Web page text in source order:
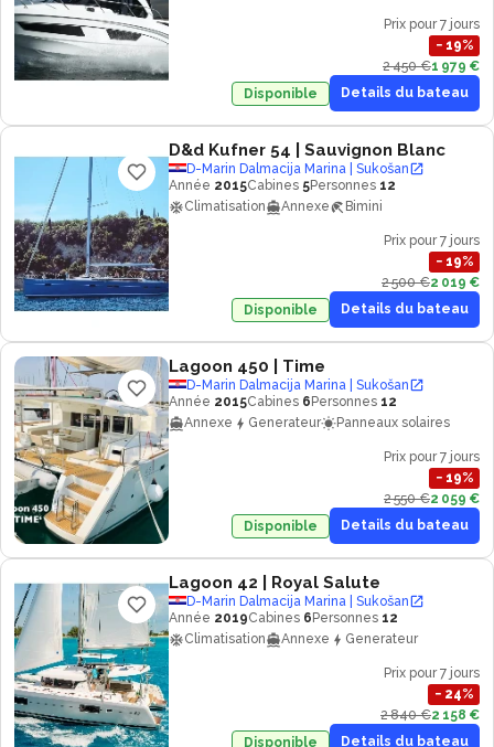
Prix pour 7 jours
− 19%
2 450 €1 979 €
Disponible
Details du bateau
D&d Kufner 54 | Sauvignon Blanc
D-Marin Dalmacija Marina | Sukošan
Année 2015Cabines 5Personnes 12
Climatisation
Annexe Bimini
Prix pour 7 jours
− 19%
2 500 €2 019 €
Disponible
Details du bateau
Lagoon 450 | Time
D-Marin Dalmacija Marina | Sukošan
Année 2015Cabines 6 Personnes 12
Annexe
Generateur Panneaux solaires
Prix pour 7 jours
− 19%
2 550 €2 059 €
Disponible
Details du bateau
Lagoon 42 | Royal Salute
D-Marin Dalmacija Marina | Sukošan
Année 2019Cabines 6 Personnes 12
Climatisation
Annexe Generateur
Prix pour 7 jours
− 24%
2 840 €2 158 €
Disponible
Details du bateau